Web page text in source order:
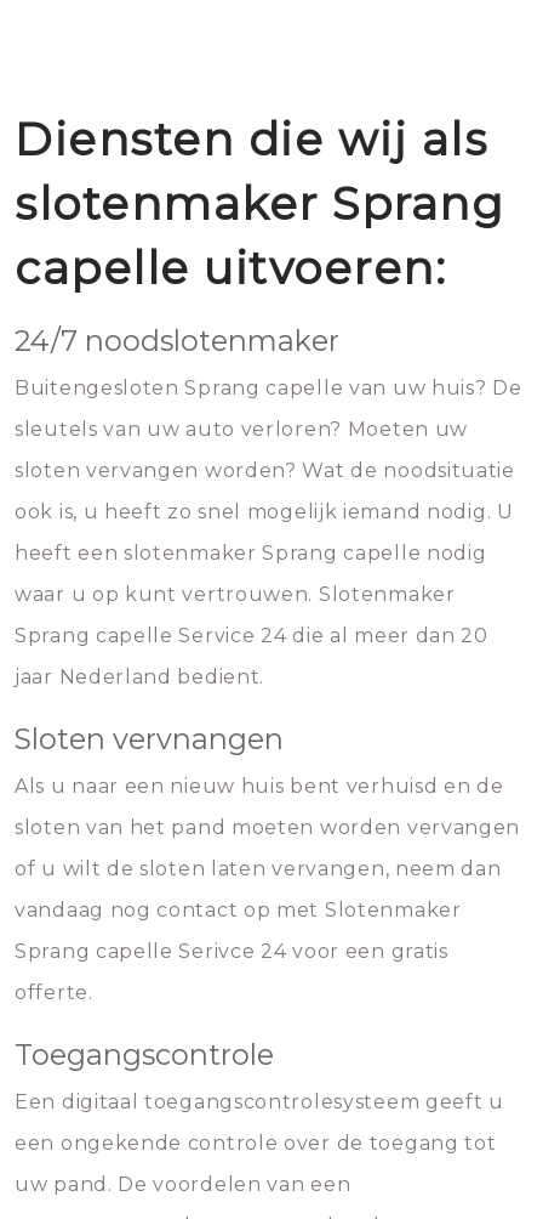
Diensten die wij als
slotenmaker Sprang
capelle uitvoeren:
24/7 noodslotenmaker
Buitengesloten Sprang capelle van uw huis? De
sleutels van uw auto verloren? Moeten uw
sloten vervangen worden? Wat de noodsituatie
ook is, u heeft zo snel mogelijk iemand nodig. U
heeft een slotenmaker Sprang capelle nodig
waar u op kunt vertrouwen. Slotenmaker
Sprang capelle Service 24 die al meer dan 20
jaar Nederland bedient.
Sloten vervnangen
Als u naar een nieuw huis bent verhuisd en de
sloten van het pand moeten worden vervangen
of u wilt de sloten laten vervangen, neem dan
vandaag nog contact op met Slotenmaker
Sprang capelle Serivce 24 voor een gratis
offerte.
Toegangscontrole
Een digitaal toegangscontrolesysteem geeft u
een ongekende controle over de toegang tot
uw pand. De voordelen van een